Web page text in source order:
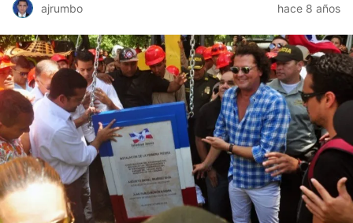
ajrumbo hace 8 años